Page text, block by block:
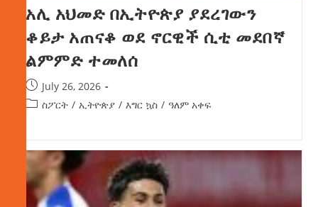
አሊ አህመድ በኢትዮጵያ ያደረገውን
ቆይታ አጠናቆ ወደ ኖርዊች ሲቲ መደበኛ
ልምምድ ተመለሰ
July 26, 2026
ስፖርት / ኢትዮጵያ / እግር ኳስ / ዓለም አቀፍ